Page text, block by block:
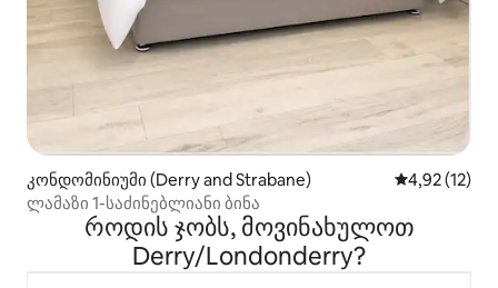
კონდომინიუმი (Derry and Strabane) საშუალო
4,92 (12)
ლამაზი 1-საძინებლიანი ბინა
როდის ჯობს, მოვინახულოთ
Derry/Londonderry?